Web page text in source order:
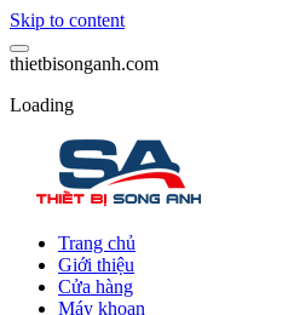
Skip to content
thietbisonganh.com
Loading
Trang chủ
Giới thiệu
Cửa hàng
Máy khoan